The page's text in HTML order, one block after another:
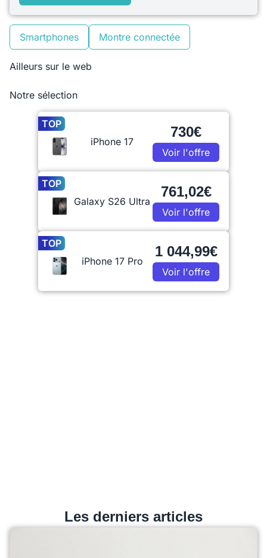
Smartphones Montre connectée
Ailleurs sur le web
Notre sélection
TOP
iPhone 17
730€
Voir l'offre
TOP
Galaxy S26 Ultra
761,02€
Voir l'offre
TOP
iPhone 17 Pro
1 044,99€
Voir l'offre
Les derniers articles